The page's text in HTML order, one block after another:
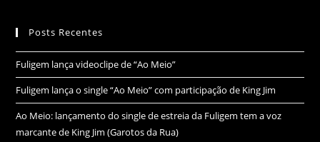
Posts Recentes
Fuligem lança videoclipe de “Ao Meio”
Fuligem lança o single “Ao Meio” com participação de King Jim
Ao Meio: lançamento do single de estreia da Fuligem tem a voz
marcante de King Jim (Garotos da Rua)